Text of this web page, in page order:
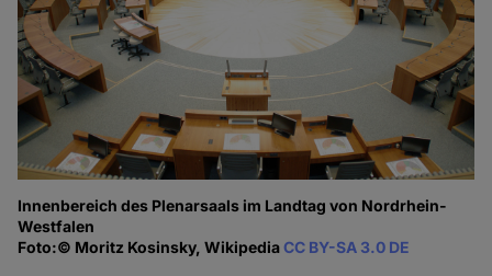
Innenbereich des Plenarsaals im Landtag von Nordrhein-
Westfalen
Foto:© Moritz Kosinsky, WikipediaCC BY-SA 3.0 DE